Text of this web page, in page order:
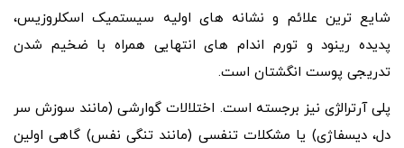
شایع ترین علائم و نشانه های اولیه سیستمیک اسکلروزیس،
پدیده رینود و تورم اندام های انتهایی همراه با ضخیم شدن
تدریجی پوست انگشتان است.
پلی آرترالژی نیز برجسته است. اختلالات گوارشی (مانند سوزش سر
دل، دیسفاژی) یا مشکلات تنفسی (مانند تنگی نفس) گاهی اولین